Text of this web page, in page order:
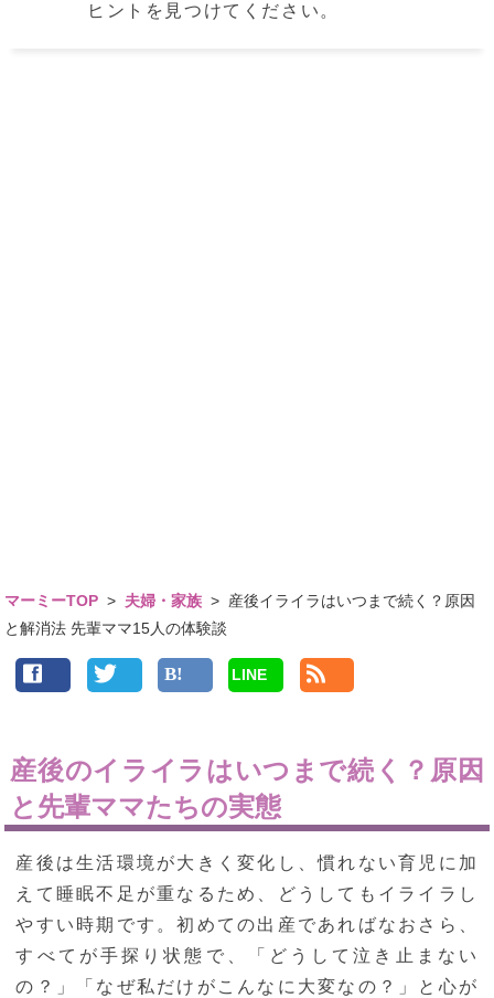
ヒントを見つけてください。
マーミーTOP > 夫婦・家族 > 産後イライラはいつまで続く？原因
と解消法 先輩ママ15人の体験談
LINE
産後のイライラはいつまで続く？原因
と先輩ママたちの実態
産後は生活環境が大きく変化し、慣れない育児に加
えて睡眠不足が重なるため、どうしてもイライラし
やすい時期です。初めての出産であればなおさら、
すべてが手探り状態で、「どうして泣き止まない
の？」「なぜ私だけがこんなに大変なの？」と心が